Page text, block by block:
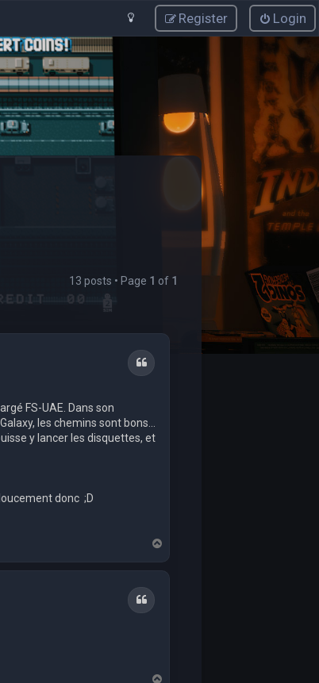
Login
Register
13 posts • Page 1 of 1
Quote
FS-UAE. Dans son
les chemins sont bons...
y lancer les disquettes, et
donc ;D
o
p
Quote